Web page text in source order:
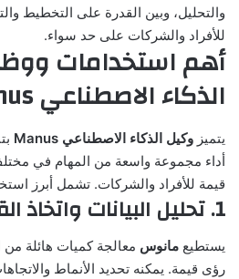
والتحليل، وبين القدرة على التخطيط
للأفراد والشركات على حد سواء.
أهم استخدامات
الذكاء الاصطناعي Manus
يتميز وكيل الذكاء الاصطناعي Manus
أداء مجموعة واسعة من المهام في
قيمة للأفراد والشركات. تشمل أبرز
1. تحليل البيانات واتخاذ القرارات
يستطيع مانوس معالجة كميات هائلة من
رؤى قيمة. يمكنه تحديد الأنماط